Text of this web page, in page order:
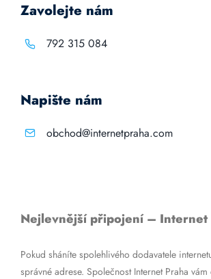
Zavolejte nám
792 315 084
Napište nám
obchod@internetpraha.com
Nejlevnější připojení – Internet
Pokud sháníte spolehlivého dodavatele
správné adrese. Společnost Internet Praha